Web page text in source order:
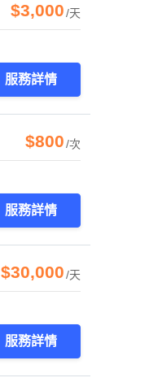
$3,000/天
服務詳情
$800/次
服務詳情
$30,000/天
服務詳情